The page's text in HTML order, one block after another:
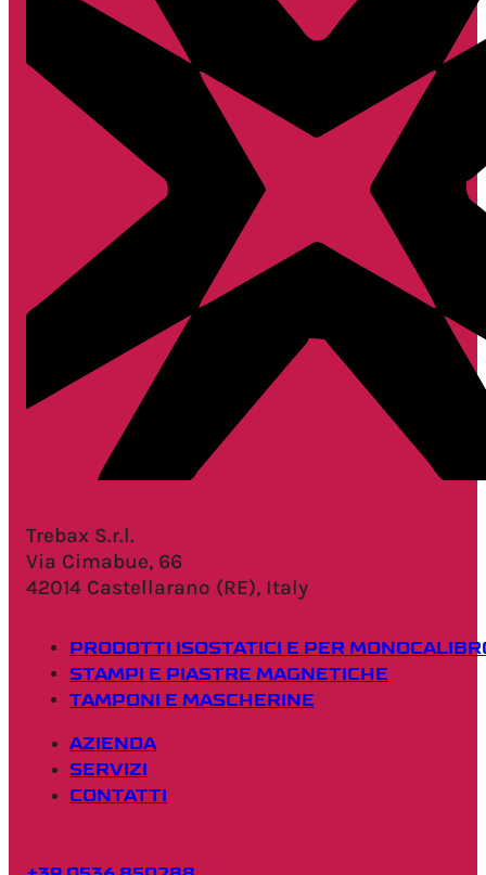
Trebax S.r.l.
Via Cimabue, 66
42014 Castellarano (RE), Italy
PRODOTTI ISOSTATICI E PER
STAMPI E PIASTRE MAGNETICHE
TAMPONI E MASCHERINE
AZIENDA
SERVIZI
CONTATTI